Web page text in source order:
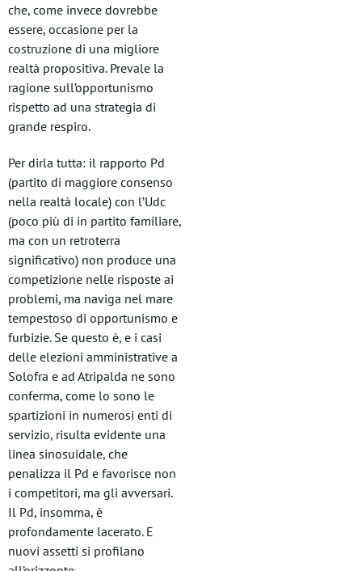
che, come invece dovrebbe
essere, occasione per la
costruzione di una migliore
realtà propositiva. Prevale la
ragione sull’opportunismo
rispetto ad una strategia di
grande respiro.
Per dirla tutta: il rapporto Pd
(partito di maggiore consenso
nella realtà locale) con l’Udc
(poco più di in partito familiare,
ma con un retroterra
significativo) non produce una
competizione nelle risposte ai
problemi, ma naviga nel mare
tempestoso di opportunismo e
furbizie. Se questo è, e i casi
delle elezioni amministrative a
Solofra e ad Atripalda ne sono
conferma, come lo sono le
spartizioni in numerosi enti di
servizio, risulta evidente una
linea sinosuidale, che
penalizza il Pd e favorisce non
i competitori, ma gli avversari.
Il Pd, insomma, è
profondamente lacerato. E
nuovi assetti si profilano